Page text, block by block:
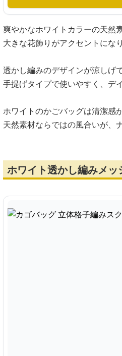
爽やかなホワイトカラーの天然
大きな花飾りがアクセントにな
透かし編みのデザインが涼しげ
手提げタイプで使いやすく、デ
ホワイトのかごバッグは清潔感
天然素材ならではの風合いが、
ホワイト透かし編みメッ